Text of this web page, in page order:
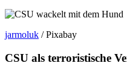
jarmoluk / Pixabay
CSU als terroristische